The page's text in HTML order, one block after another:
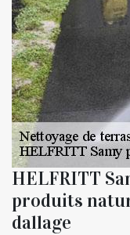
HELFRITT
produits
dallage